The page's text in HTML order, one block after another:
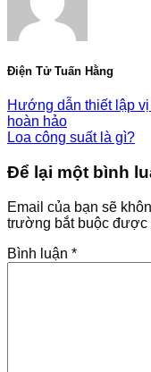
Điện Tử Tuấn Hằng
Hướng dẫn thiết lập
hoàn hảo
Loa công suất là gì?
Để lại một bình
Email của bạn sẽ
trường bắt buộc được
Bình luận *